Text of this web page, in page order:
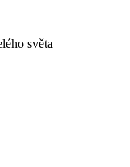
světa